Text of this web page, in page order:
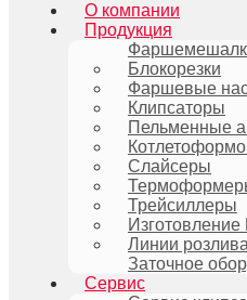
О компании
Продукция
Блокорезки
Фаршевые
Клипсаторы
Пельменные
Слайсеры
Трейсиллеры
Линии розлива
Заточное
Сервис